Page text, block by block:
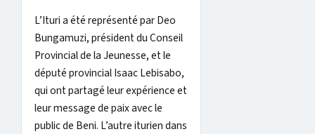
L’Ituri a été représenté par Deo
Bungamuzi, président du Conseil
Provincial de la Jeunesse, et le
député provincial Isaac Lebisabo,
qui ont partagé leur expérience et
leur message de paix avec le
public de Beni. L’autre iturien dans